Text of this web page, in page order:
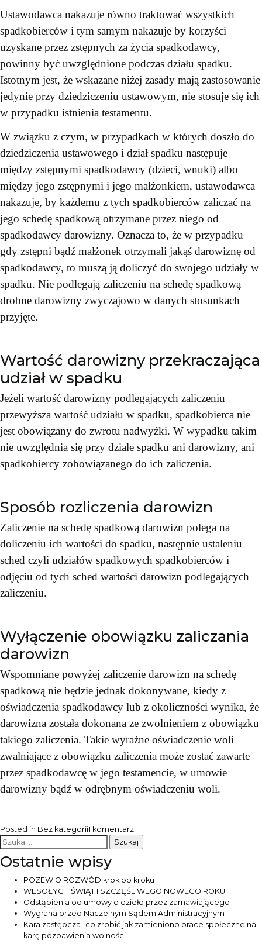
Ustawodawca nakazuje równo traktować wszystkich
spadkobierców i tym samym nakazuje by korzyści
uzyskane przez zstępnych za życia spadkodawcy,
powinny być uwzględnione podczas działu spadku.
Istotnym jest, że wskazane niżej zasady mają zastosowanie
jedynie przy dziedziczeniu ustawowym, nie stosuje się ich
w przypadku istnienia testamentu.
W związku z czym, w przypadkach w których doszło do
dziedziczenia ustawowego i dział spadku następuje
między zstępnymi spadkodawcy (dzieci, wnuki) albo
między jego zstępnymi i jego małżonkiem, ustawodawca
nakazuje, by każdemu z tych spadkobierców zaliczać na
jego schedę spadkową otrzymane przez niego od
spadkodawcy darowizny. Oznacza to, że w przypadku
gdy zstępni bądź małżonek otrzymali jakąś darowiznę od
spadkodawcy, to muszą ją doliczyć do swojego udziały w
spadku. Nie podlegają zaliczeniu na schedę spadkową
drobne darowizny zwyczajowo w danych stosunkach
przyjęte.
Wartość darowizny przekraczająca
udział w spadku
Jeżeli wartość darowizny podlegających zaliczeniu
przewyższa wartość udziału w spadku, spadkobierca nie
jest obowiązany do zwrotu nadwyżki. W wypadku takim
nie uwzględnia się przy dziale spadku ani darowizny, ani
spadkobiercy zobowiązanego do ich zaliczenia.
Sposób rozliczenia darowizn
Zaliczenie na schedę spadkową darowizn polega na
doliczeniu ich wartości do spadku, następnie ustaleniu
sched czyli udziałów spadkowych spadkobierców i
odjęciu od tych sched wartości darowizn podlegających
zaliczeniu.
Wyłączenie obowiązku zaliczania
darowizn
Wspomniane powyżej zaliczenie darowizn na schedę
spadkową nie będzie jednak dokonywane, kiedy z
oświadczenia spadkodawcy lub z okoliczności wynika, że
darowizna została dokonana ze zwolnieniem z obowiązku
takiego zaliczenia. Takie wyraźne oświadczenie woli
zwalniające z obowiązku zaliczenia może zostać zawarte
przez spadkodawcę w jego testamencie, w umowie
darowizny bądź w odrębnym oświadczeniu woli.
Posted in Bez kategorii1 komentarzdo
Spadki
–
w
postępowaniu
spadkowy
Szukaj:
Ostatnie wpisy
POZEW O ROZWÓD krok po kroku
WESOŁYCH ŚWIĄT I SZCZĘŚLIWEGO NOWEGO ROKU
Odstąpienia od umowy o dzieło przez zamawiającego
Wygrana przed Naczelnym Sądem Administracyjnym
Kara zastępcza- co zrobić jak zamieniono prace społeczne na
karę pozbawienia wolności